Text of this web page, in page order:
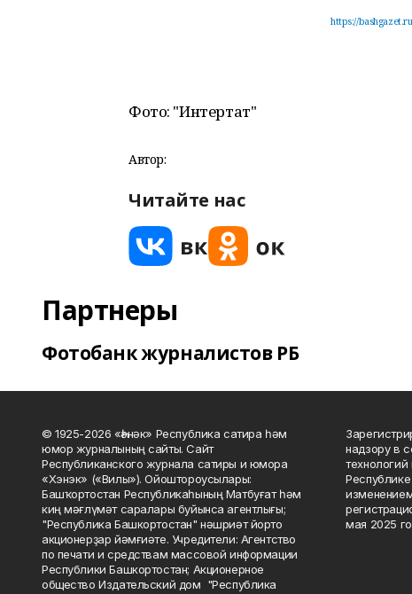
https://
Фото: "Интертат"
Автор:
Читайте нас
Партнеры
Фотобанк журналистов РБ
© 1925-2026 «Һәнәк» Республика сатира һәм
юмор журналының сайты. Сайт
Республиканского журнала сатиры и юмора
«Хэнэк» («Вилы»). Ойоштороусылары:
Башҡортостан Республикаһының Матбуғат һәм
киң мәғлүмәт саралары буйынса агентлығы;
"Республика Башкортостан" нәшриәт йорто
акционерҙар йәмғиәте. Учредители: Агентство
по печати и средствам массовой информации
Республики Башкортостан; Акционерное
общество Издательский дом "Республика
надзору в
мая 2025